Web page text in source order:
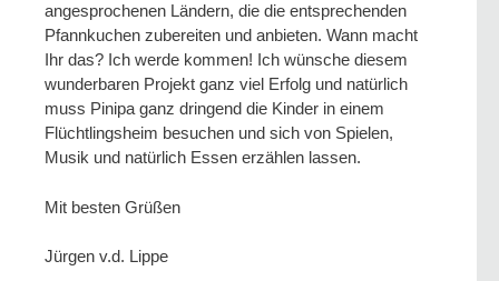
angesprochenen Ländern, die die entsprechenden
Pfannkuchen zubereiten und anbieten. Wann macht
Ihr das? Ich werde kommen! Ich wünsche diesem
wunderbaren Projekt ganz viel Erfolg und natürlich
muss Pinipa ganz dringend die Kinder in einem
Flüchtlingsheim besuchen und sich von Spielen,
Musik und natürlich Essen erzählen lassen.
Mit besten Grüßen
Jürgen v.d. Lippe